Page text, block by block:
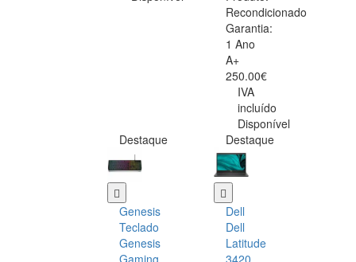
Recondicionado
Garantia:
1 Ano
A+
250.00€
IVA
incluído
Disponível
Destaque
Genesis
Teclado
Genesis
Destaque
Dell
Dell
Latitude